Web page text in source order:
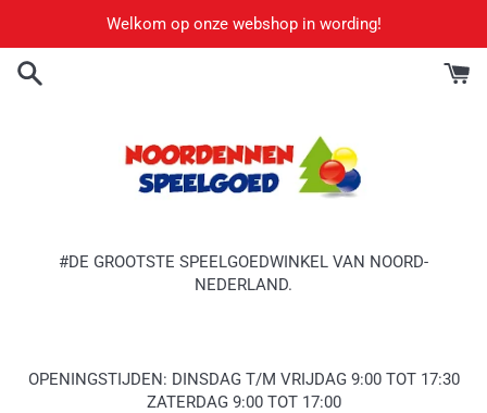
content
Welkom op onze webshop in wording!
#DE GROOTSTE SPEELGOEDWINKEL VAN NOORD-
NEDERLAND.
OPENINGSTIJDEN: DINSDAG T/M VRIJDAG 9:00 TOT 17:30
ZATERDAG 9:00 TOT 17:00